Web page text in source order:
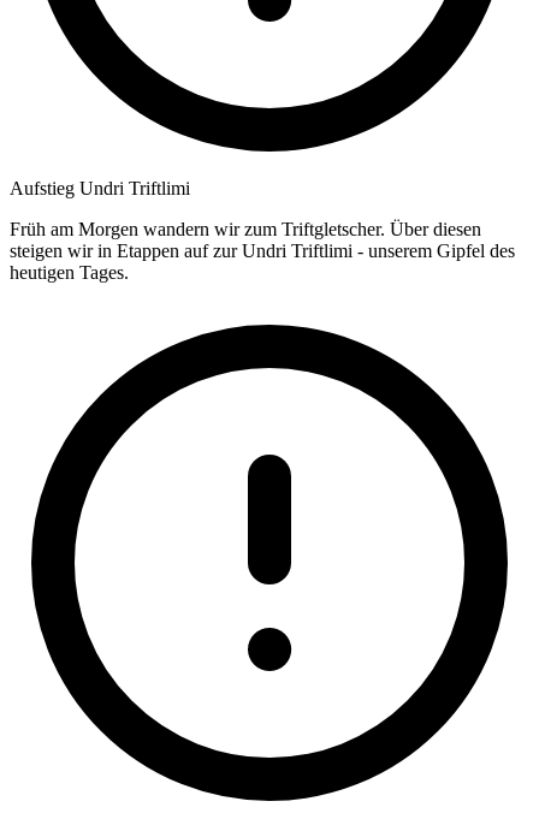
Aufstieg Undri Triftlimi
Früh am Morgen wandern wir zum Triftgletscher. Über diesen
steigen wir in Etappen auf zur Undri Triftlimi - unserem Gipfel des
heutigen Tages.